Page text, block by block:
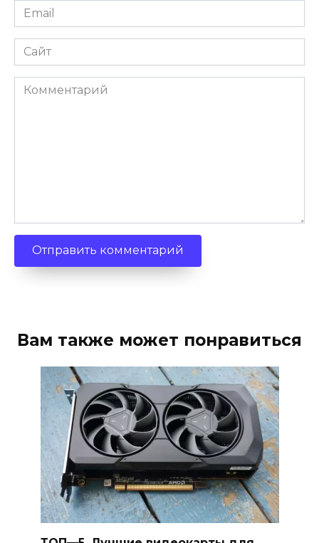
Email
Сайт
Комментарий
Вам также может понравиться